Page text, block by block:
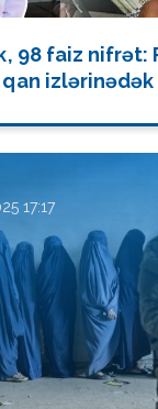
98 faiz nifrət:
izlərinədək
17:17